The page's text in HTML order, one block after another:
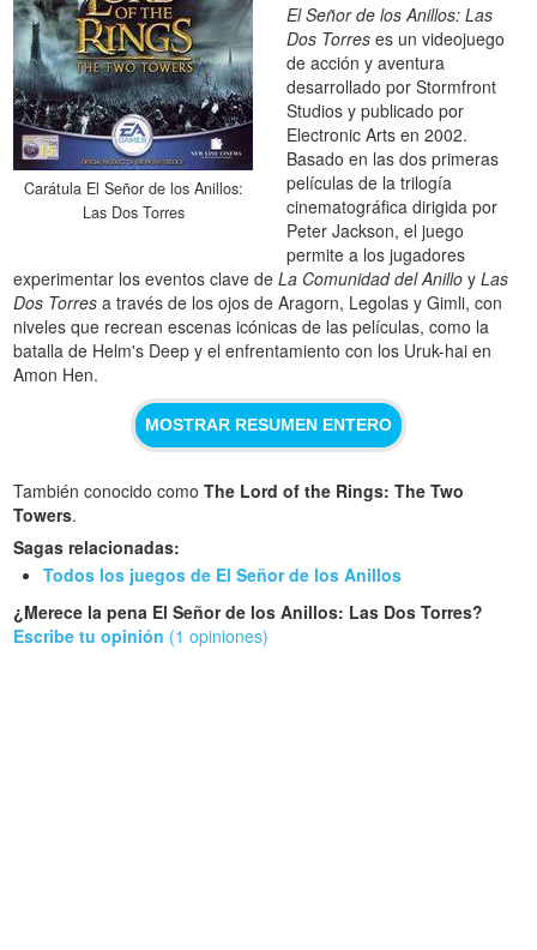
Carátula El Señor de los Anillos:
Las Dos Torres
El Señor de los Anillos: Las
Dos Torres es un videojuego
de acción y aventura
desarrollado por Stormfront
Studios y publicado por
Electronic Arts en 2002.
Basado en las dos primeras
películas de la trilogía
cinematográfica dirigida por
Peter Jackson, el juego
permite a los jugadores
experimentar los eventos clave deLa Comunidad del Anillo yLas
Dos Torres a través de los ojos de Aragorn, Legolas y Gimli, con
niveles que recrean escenas icónicas de las películas, como la
batalla de Helm's Deep y el enfrentamiento con los Uruk-hai en
Amon Hen.
MOSTRAR RESUMEN ENTERO
También conocido comoThe Lord of the Rings: The Two
Towers.
Sagas relacionadas:
Todos los juegos de El Señor de los Anillos
¿Merece la pena El Señor de los Anillos: Las Dos Torres?
Escribe tu opinión (1 opiniones)